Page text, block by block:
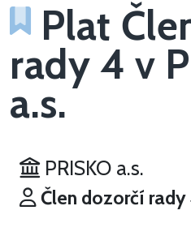
Plat
rady 4 v
a.s.
PRISKO a.s.
Člen dozorčí rady